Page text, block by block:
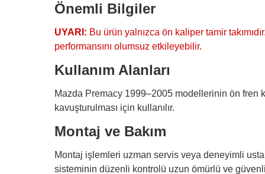
Önemli Bilgiler
UYARI: Bu ürün yalnızca ön kaliper tamir
performansını olumsuz etkileyebilir.
Kullanım Alanları
Mazda Premacy 1999–2005 modellerinin ön fren
kavuşturulması için kullanılır.
Montaj ve Bakım
Montaj işlemleri uzman servis veya deneyimli
sisteminin düzenli kontrolü uzun ömürlü ve